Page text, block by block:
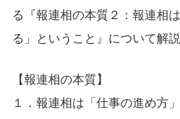
る『報連相の本質２：報連相
る」ということ』について解説
【報連相の本質】
１．報連相は「仕事の進め方